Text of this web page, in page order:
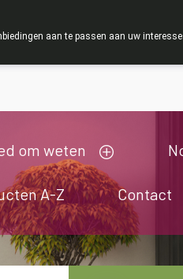
om weten
A-Z Contact
aan te passen aan uw